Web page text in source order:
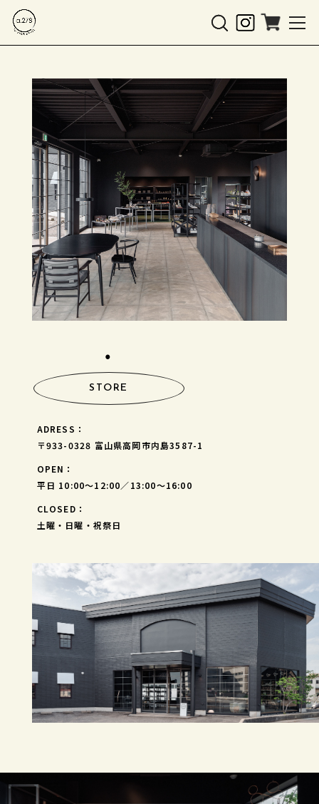
⚫︎
STORE
ADRESS：
〒933-0328 富山県高岡市内島3587-1
OPEN：
平日 10:00～12:00／13:00～16:00
CLOSED：
土曜・日曜・祝祭日